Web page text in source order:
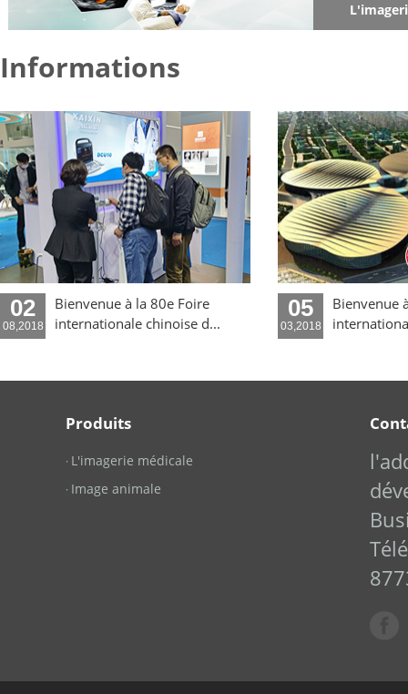
Informations
02
08,2018
Bienvenue à la 80e Foire
internationale chinoise d...
05
03,2018
Bienvenue
Produits
· L'imagerie médicale
· Image animale